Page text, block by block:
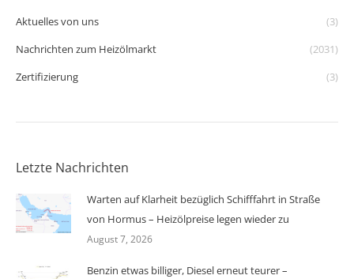
Aktuelles von uns
(3)
Nachrichten zum Heizölmarkt
(2031)
Zertifizierung
(3)
Letzte Nachrichten
Warten auf Klarheit bezüglich Schifffahrt in Straße
von Hormus – Heizölpreise legen wieder zu
August 7, 2026
Benzin etwas billiger, Diesel erneut teurer –